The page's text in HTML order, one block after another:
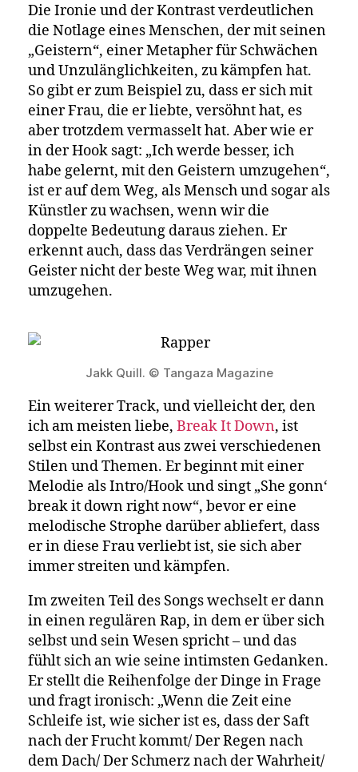
Die Ironie und der Kontrast verdeutlichen
die Notlage eines Menschen, der mit seinen
„Geistern“, einer Metapher für Schwächen
und Unzulänglichkeiten, zu kämpfen hat.
So gibt er zum Beispiel zu, dass er sich mit
einer Frau, die er liebte, versöhnt hat, es
aber trotzdem vermasselt hat. Aber wie er
in der Hook sagt: „Ich werde besser, ich
habe gelernt, mit den Geistern umzugehen“,
ist er auf dem Weg, als Mensch und sogar als
Künstler zu wachsen, wenn wir die
doppelte Bedeutung daraus ziehen. Er
erkennt auch, dass das Verdrängen seiner
Geister nicht der beste Weg war, mit ihnen
umzugehen.
Jakk Quill. © Tangaza Magazine
Ein weiterer Track, und vielleicht der, den
ich am meisten liebe, Break It Down, ist
selbst ein Kontrast aus zwei verschiedenen
Stilen und Themen. Er beginnt mit einer
Melodie als Intro/Hook und singt „She gonn‘
break it down right now“, bevor er eine
melodische Strophe darüber abliefert, dass
er in diese Frau verliebt ist, sie sich aber
immer streiten und kämpfen.
Im zweiten Teil des Songs wechselt er dann
in einen regulären Rap, in dem er über sich
selbst und sein Wesen spricht – und das
fühlt sich an wie seine intimsten Gedanken.
Er stellt die Reihenfolge der Dinge in Frage
und fragt ironisch: „Wenn die Zeit eine
Schleife ist, wie sicher ist es, dass der Saft
nach der Frucht kommt/ Der Regen nach
dem Dach/ Der Schmerz nach der Wahrheit/